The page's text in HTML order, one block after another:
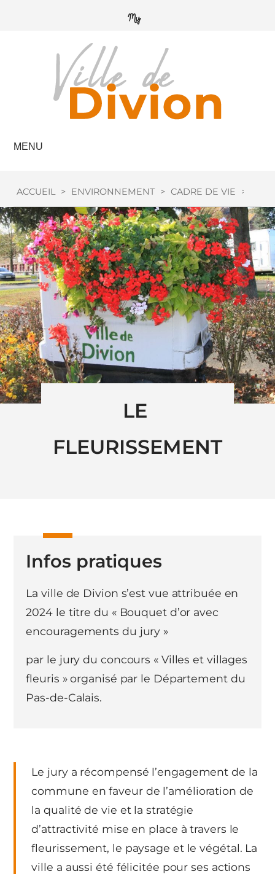
MENU
ACCUEIL > ENVIRONNEMENT > CADRE DE VIE >
LE
FLEURISSEMENT
Le jury a récompensé l’engagement de la
commune en faveur de l’amélioration de
la qualité de vie et la stratégie
d’attractivité mise en place à travers le
fleurissement, le paysage et le végétal. La
ville a aussi été félicitée pour ses actions
Infos pratiques
La ville de Divion s’est vue attribuée en
2024 le titre du « Bouquet d’or avec
encouragements du jury »
par le jury du concours « Villes et villages
fleuris » organisé par le Département du
Pas-de-Calais.